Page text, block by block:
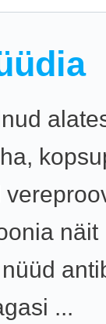
näit
...